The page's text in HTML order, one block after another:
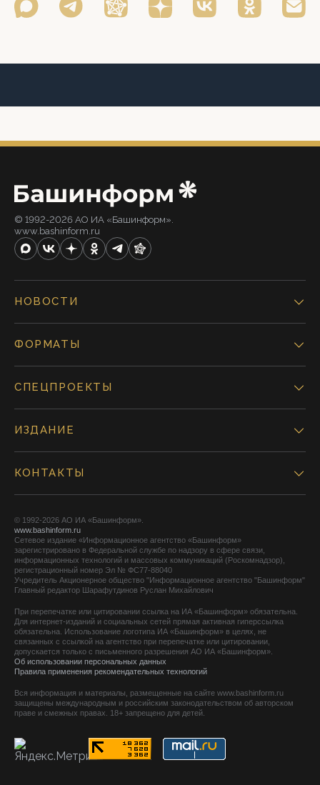
© 1992-2026 АО ИА «Башинформ».
www.bashinform.ru
НОВОСТИ
ФОРМАТЫ
СПЕЦПРОЕКТЫ
ИЗДАНИЕ
КОНТАКТЫ
© 1992-2026 АО ИА «Башинформ».
www.bashinform.ru
Сетевое издание «Информационное агентство «Башинформ»
зарегистрировано в Федеральной службе по надзору в сфере связи,
информационных технологий и массовых коммуникаций (Роскомнадзор),
регистрационный номер Эл № ФС77-88040
Учредитель Акционерное общество "Информационное агентство "Башинформ"
Главный редактор Шарафутдинов Руслан Михайлович
При перепечатке или цитировании ссылка на ИА «Башинформ» обязательна.
Для интернет-изданий и социальных сетей прямая активная гиперссылка
обязательна. Использование логотипа ИА «Башинформ» в целях, не
связанных с ссылкой на агентство при перепечатке или цитировании,
допускается только с письменного разрешения АО ИА «Башинформ».
Об использовании персональных данных
Правила применения рекомендательных технологий
Вся информация и материалы, размещенные на сайте www.bashinform.ru
защищены международным и российским законодательством об авторском
праве и смежных правах. 18+ запрещено для детей.